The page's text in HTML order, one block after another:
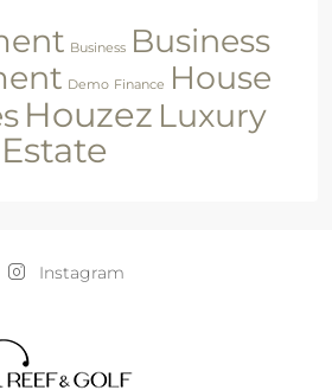
Business Business
Demo Finance
House
Houzez Luxury
Instagram